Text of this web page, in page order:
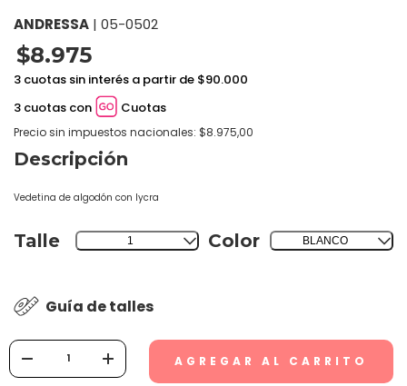
ANDRESSA | 05-0502
$8.975
3 cuotas sin interés a partir de $90.000
3 cuotas con
Cuotas
Precio sin impuestos nacionales: $8.975,00
Descripción
Vedetina de algodón con lycra
Color BLANCO
Talle 1
Guía de talles